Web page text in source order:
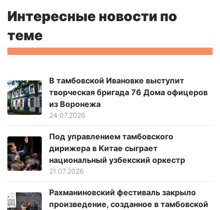
Интересные новости по
теме
В тамбовской Ивановке выступит
творческая бригада 76 Дома офицеров
из Воронежа
24.07.2026
Под управлением тамбовского
дирижера в Китае сыграет
национальный узбекский оркестр
21.07.2026
Рахманиновский фестиваль закрыло
произведение, созданное в тамбовской